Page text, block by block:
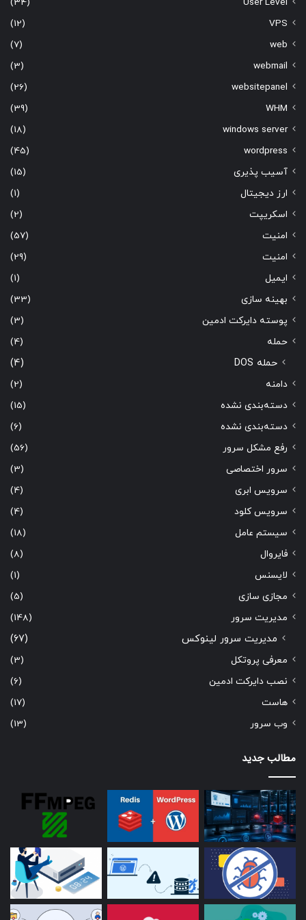
VPS
(12)
web
(7)
webmail
(3)
websitepanel
(26)
WHM
(39)
windows server
(18)
wordpress
(45)
آسیب پذیری
(15)
ارز دیجیتال
(1)
اسکریپت
(2)
امنیت
(57)
امنیت
(29)
ایمیل
(1)
بهینه سازی
(33)
پوسته دایرکت ادمین
(3)
حمله
(4)
حمله DOS (4)
دامنه
(2)
دسته‌بندی نشده
(15)
دسته‌بندی نشده
(6)
رفع مشکل سرور
(56)
سرور اختصاصی
(3)
سرویس ابری
(4)
سرویس کلود
(4)
سیستم عامل
(18)
فایروال
(8)
لایسنس
(1)
مجازی سازی
(5)
مدیریت سرور
(148)
مدیریت سرور لینوکس (67)
معرفی پروتکل
(3)
نصب دایرکت ادمین
(6)
هاست
(17)
وب سرور
(13)
مطالب جدید